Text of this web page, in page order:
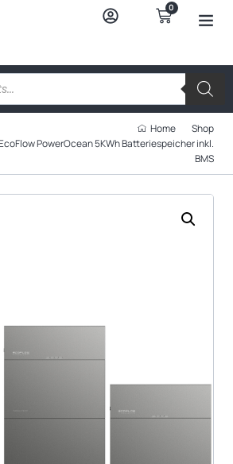
0
Home
Shop
PowerOcean 5KWh Batteriespeicher inkl.
BMS